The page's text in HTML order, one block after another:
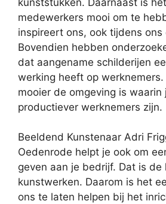
medewerkers mooi om te
inspireert ons, ook tijdens ons
Bovendien hebben
dat aangename schilderijen
werking heeft op
mooier de omgeving is waarin
productiever werknemers zijn.
Beeldend Kunstenaar Adri
Oedenrode helpt je ook om
geven aan je bedrijf. Dat is de
kunstwerken. Daarom is het
ons te laten helpen bij het